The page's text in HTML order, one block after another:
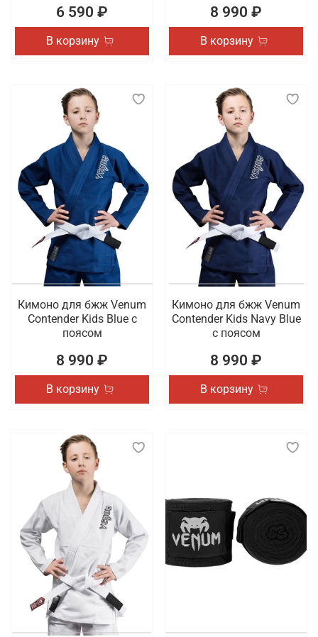
6 590 ₽
В корзину
8 990 ₽
В корзину
Кимоно для бжж Venum
Contender Kids Blue с
поясом
8 990 ₽
В корзину
Кимоно для бжж Venum
Contender Kids Navy Blue
с поясом
8 990 ₽
В корзину